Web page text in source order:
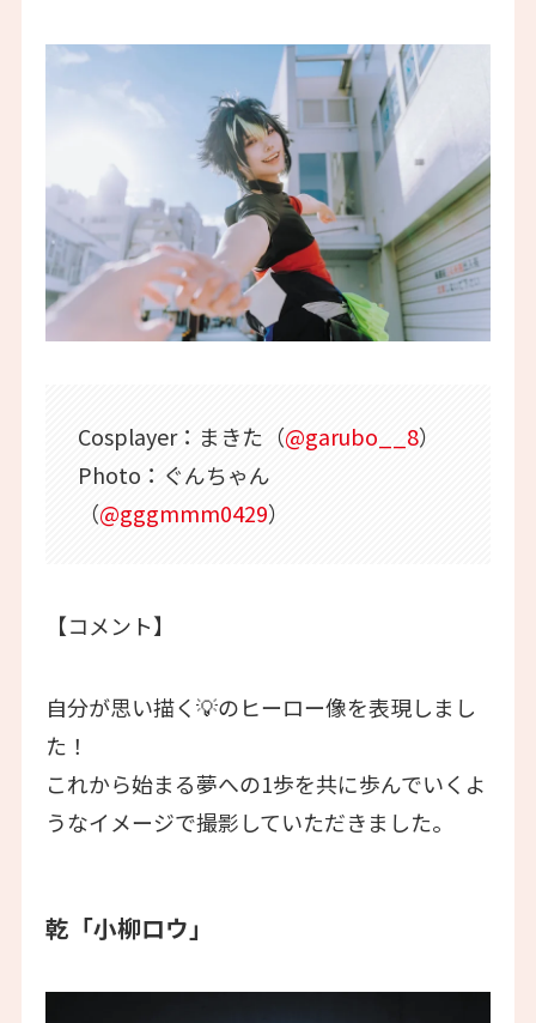
Cosplayer：まきた（@garubo__8）
Photo：ぐんちゃん
（@gggmmm0429）
【コメント】
自分が思い描く💡のヒーロー像を表現しまし
た！
これから始まる夢への1歩を共に歩んでいくよ
うなイメージで撮影していただきました。
乾「小柳ロウ」